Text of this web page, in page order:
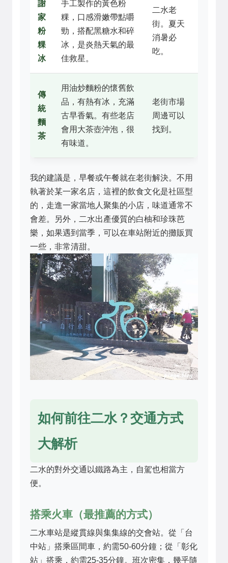
謝
家
粉
粿
冰
手工製作的黃色粉
粿，口感滑嫩帶點嚼
勁，搭配黑糖水和碎
冰，是炎熱天氣的最
佳救星。
二水老
街。夏天
消暑必
吃。
傳
統
麵
茶
用油炒麵粉的懷舊飲
品，有熱有冰，充滿
古早香氣。有些老店
會用大茶壺沖泡，很
有味道。
老街市場
周邊可以
找到。
我的建議是，早餐或午餐就在老街解決。不用
執著於某一家名店，這裡的飲食文化是社區型
的，走進一家當地人聚集的小店，味道通常不
會差。另外，二水出產優質的白柚和珍珠芭
樂，如果遇到當季，可以在車站附近的攤販買
一些，非常清甜。
如何前往二水？交通方式
大解析
二水的對外交通以鐵路為主，自駕也相當方
便。
搭乘火車（最推薦的方式）
二水車站是縱貫線與集集線的交會站。從「台
中站」搭乘區間車，約需50-60分鐘；從「彰化
站」搭乘，約需25-35分鐘。班次密集，幾乎隨